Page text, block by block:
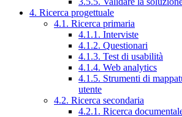
4. Ricerca progettuale
4.1. Ricerca primaria
4.1.1. Interviste
4.1.2. Questionari
4.1.3. Test di usabilità
4.1.4. Web analytics
4.1.5. Strumenti di
utente
4.2. Ricerca secondaria
4.2.1. Ricerca